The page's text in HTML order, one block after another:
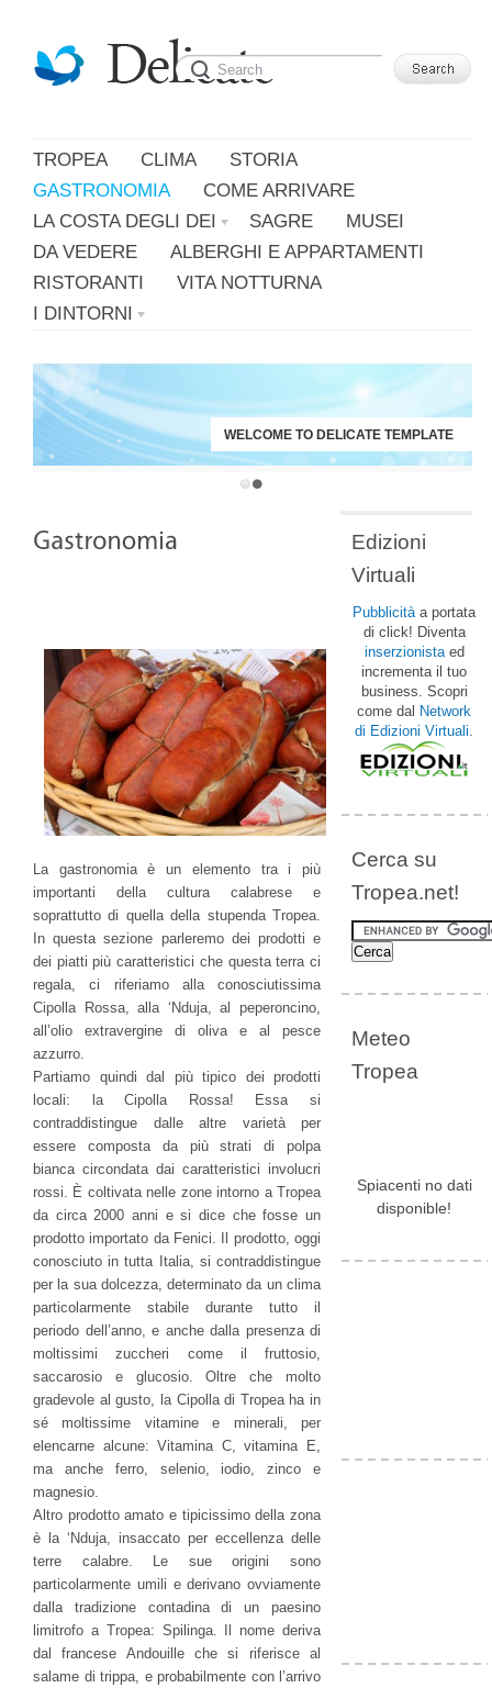
TROPEA CLIMA
STORIA
GASTRONOMIA
COME ARRIVARE
LA COSTA DEGLI DEI
SAGRE
MUSEI
DA VEDERE
ALBERGHI E APPARTAMENTI
RISTORANTI
VITA NOTTURNA
I DINTORNI
WELCOME TO DELICATE TEMPLATE
La gastronomia è un elemento tra i più
importanti della cultura calabrese e
soprattutto di quella della stupenda Tropea.
In questa sezione parleremo dei prodotti e
dei piatti più caratteristici che questa terra ci
regala, ci riferiamo alla conosciutissima
Cipolla Rossa, alla ‘Nduja, al peperoncino,
all’olio extravergine di oliva e al pesce
azzurro.
Partiamo quindi dal più tipico dei prodotti
locali: la Cipolla Rossa! Essa si
contraddistingue dalle altre varietà per
essere composta da più strati di polpa
bianca circondata dai caratteristici involucri
rossi. È coltivata nelle zone intorno a Tropea
da circa 2000 anni e si dice che fosse un
prodotto importato da Fenici. Il prodotto, oggi
conosciuto in tutta Italia, si contraddistingue
per la sua dolcezza, determinato da un clima
particolarmente stabile durante tutto il
periodo dell’anno, e anche dalla presenza di
moltissimi zuccheri come il fruttosio,
saccarosio e glucosio. Oltre che molto
gradevole al gusto, la Cipolla di Tropea ha in
sé moltissime vitamine e minerali, per
elencarne alcune: Vitamina C, vitamina E,
ma anche ferro, selenio, iodio, zinco e
magnesio.
Altro prodotto amato e tipicissimo della zona
è la ‘Nduja, insaccato per eccellenza delle
terre calabre. Le sue origini sono
particolarmente umili e derivano ovviamente
dalla tradizione contadina di un paesino
limitrofo a Tropea: Spilinga. Il nome deriva
dal francese Andouille che si riferisce al
salame di trippa, e probabilmente con l’arrivo
Edizioni
Virtuali
Pubblicitàa portata
di click! Diventa
inserzionistaed
incrementa il tuo
business. Scopri
come dal Network
di Edizioni Virtuali.
Cerca su
Tropea.net!
Meteo
Tropea
Spiacenti no dati
disponible!